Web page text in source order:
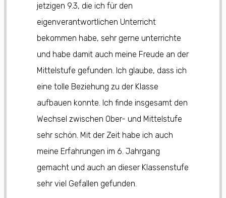
jetzigen 9.3, die ich für den
eigenverantwortlichen Unterricht
bekommen habe, sehr gerne unterrichte
und habe damit auch meine Freude an der
Mittelstufe gefunden. Ich glaube, dass ich
eine tolle Beziehung zu der Klasse
aufbauen konnte. Ich finde insgesamt den
Wechsel zwischen Ober- und Mittelstufe
sehr schön. Mit der Zeit habe ich auch
meine Erfahrungen im 6. Jahrgang
gemacht und auch an dieser Klassenstufe
sehr viel Gefallen gefunden.